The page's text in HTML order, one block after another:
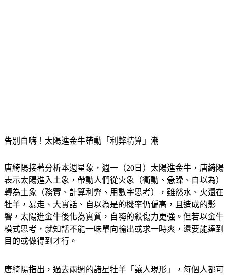
告別自嗨！太陽進金牛帶動「利弊精算」潮
唐綺陽接著分析本週星象，週一（20日）太陽進金牛，唐綺陽
表示太陽進入土象，帶動人們從火象（衝動、急躁、自以為）
轉為土象（務實、計算利弊、用數字思考），雖然水、火還在
牡羊，暴走、大實話、自以為是的機率仍偏高，且造成的影
響，太陽進金牛後化為實質，自嗨的殺傷力更強。但若以金牛
模式思考，就知話不能一味單向輸出或求一時爽，還要能達到
目的或做得到才行。
唐綺陽指出，過去兩週的諸星牡羊「讓人現形」，每個人都可